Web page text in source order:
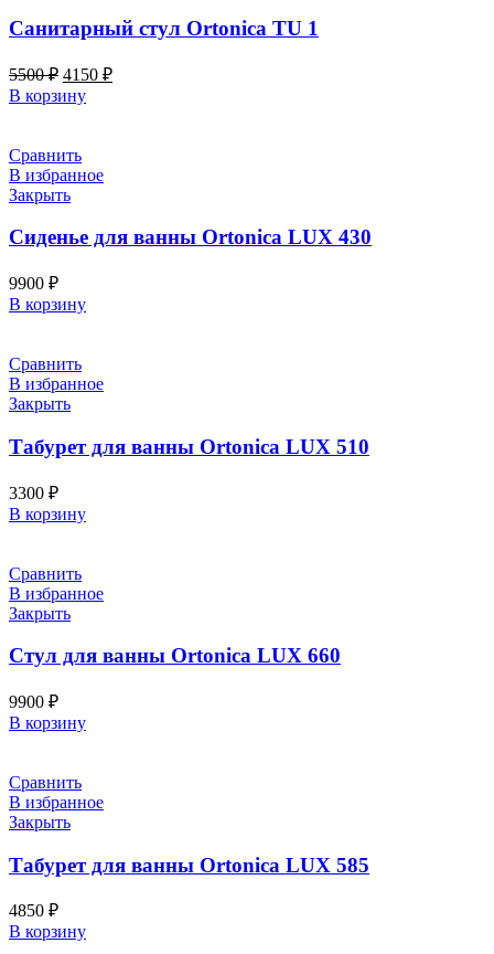
Санитарный стул Ortonica TU 1
5500₽ Первоначальная
цена
составляла
4150 ₽Текущая
В корзину
Сравнить
В избранное
Закрыть
Сиденье для ванны Ortonica LUX 430
9900 ₽
В корзину
Сравнить
В избранное
Закрыть
Табурет для ванны Ortonica LUX 510
3300 ₽
В корзину
Сравнить
В избранное
Закрыть
Стул для ванны Ortonica LUX 660
9900 ₽
В корзину
Сравнить
В избранное
Закрыть
Табурет для ванны Ortonica LUX 585
4850 ₽
В корзину